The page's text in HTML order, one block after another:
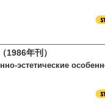
年刊）
эстетические